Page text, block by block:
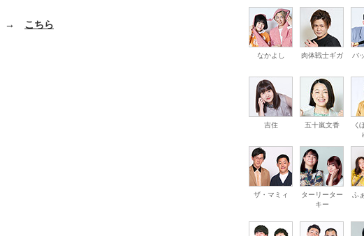
→ こちら
なかよし 肉体戦士ギガ
バ
吉住 五十嵐文香
く
ザ・マミィ
ターリーター
キー
ふ